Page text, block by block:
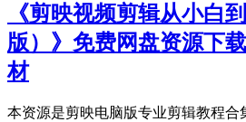
《剪映视频剪辑从小白
版）》免费网盘资源下
材
本资源是剪映电脑版专业剪辑教程合